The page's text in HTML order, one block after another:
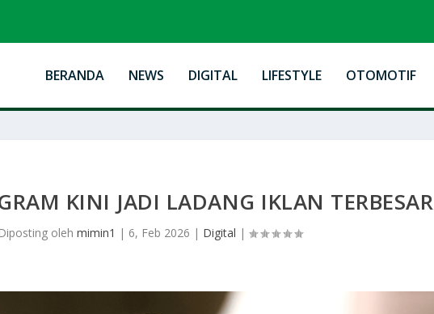
BERANDA NEWS DIGITAL LIFESTYLE OTOMOTIF
KINI JADI LADANG IKLAN TERBESAR
Diposting olehmimin1 | 6, Feb 2026 | Digital |